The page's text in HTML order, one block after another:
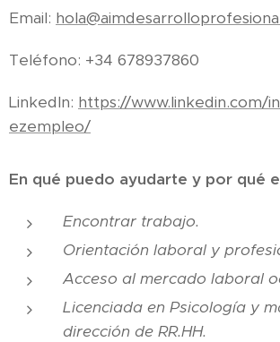
Email:
Teléfono: +34 678937860
LinkedIn: https://www.linkedin.com/
ezempleo/
En qué puedo ayudarte y por qué
Encontrar trabajo.
Orientación laboral y
Acceso al mercado laboral
Licenciada en Psicología y
dirección de RR.HH.